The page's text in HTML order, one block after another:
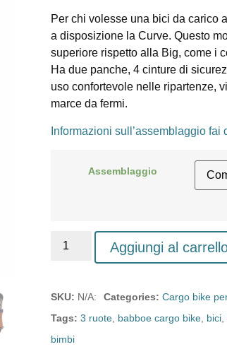
Per chi volesse una bici da carico
a disposizione la Curve. Questo
superiore rispetto alla Big, come i
Ha due panche, 4 cinture di
uso confortevole nelle ripartenze,
marce da fermi.
Informazioni sull’assemblaggio fai
Assemblaggio
Aggiungi al
SKU: N/A: Categories:Cargo bike
Tags: 3 ruote, babboe cargo bike, bici,
bimbi